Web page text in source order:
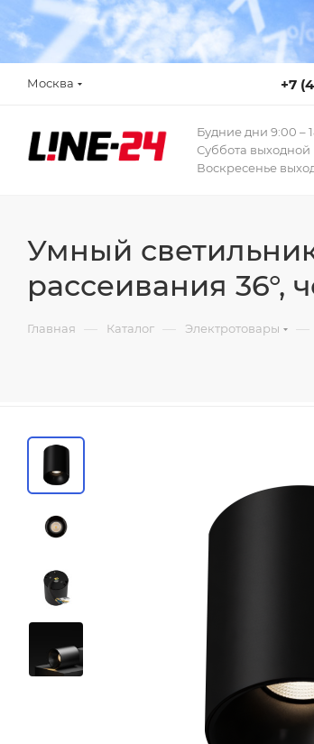
Москва +7
Будние дни 9:00 –
Суббота выходной
Воскресенье
Умный
рассеивания 36°,
Главная — Каталог — Электротовары —